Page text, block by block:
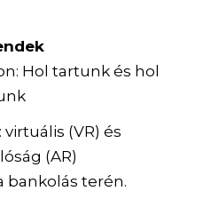
Hol tartunk és hol
: virtuális (VR) és
(AR)
bankolás terén.